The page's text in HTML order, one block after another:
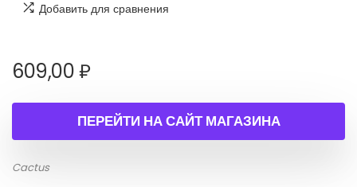
Добавить для сравнения
609,00₽
ПЕРЕЙТИ НА САЙТ МАГАЗИНА
Cactus